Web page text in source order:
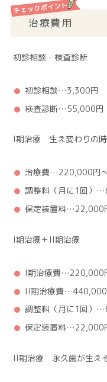
治療費用
初診相談・検査診断
初診相談…3,300円
検査診断…55,000円
I期治療 生え変わりの
治療費…220,000円
調整料（月に1回）
保定装置料…22,000
I期治療＋II期治療
I期治療費…220,000
II期治療費
調整料（月に1回）
保定装置料…22,000
II期治療 永久歯が生え